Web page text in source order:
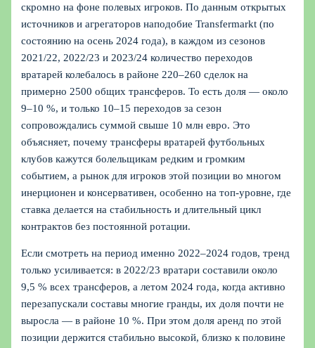
скромно на фоне полевых игроков. По данным открытых
источников и агрегаторов наподобие Transfermarkt (по
состоянию на осень 2024 года), в каждом из сезонов
2021/22, 2022/23 и 2023/24 количество переходов
вратарей колебалось в районе 220–260 сделок на
примерно 2500 общих трансферов. То есть доля — около
9–10 %, и только 10–15 переходов за сезон
сопровождались суммой свыше 10 млн евро. Это
объясняет, почему трансферы вратарей футбольных
клубов кажутся болельщикам редким и громким
событием, а рынок для игроков этой позиции во многом
инерционен и консервативен, особенно на топ‑уровне, где
ставка делается на стабильность и длительный цикл
контрактов без постоянной ротации.
Если смотреть на период именно 2022–2024 годов, тренд
только усиливается: в 2022/23 вратари составили около
9,5 % всех трансферов, а летом 2024 года, когда активно
перезапускали составы многие гранды, их доля почти не
выросла — в районе 10 %. При этом доля аренд по этой
позиции держится стабильно высокой, близко к половине